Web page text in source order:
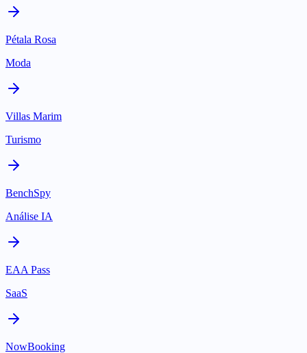
Pétala Rosa
Moda
Villas Marim
Turismo
BenchSpy
Análise IA
EAA Pass
SaaS
NowBooking